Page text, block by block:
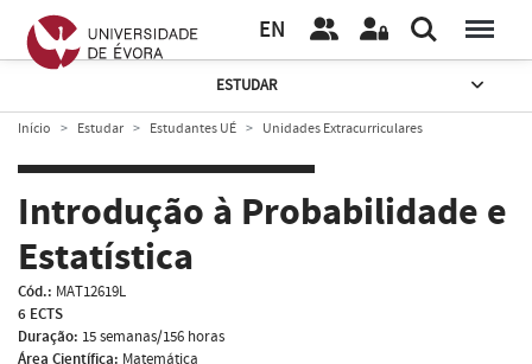
EN
ESTUDAR
Início Estudar Estudantes UÉ Unidades Extracurriculares
Introdução à Probabilidade e
Estatística
Cód.: MAT12619L
6 ECTS
Duração: 15 semanas/156 horas
Área Científica: Matemática